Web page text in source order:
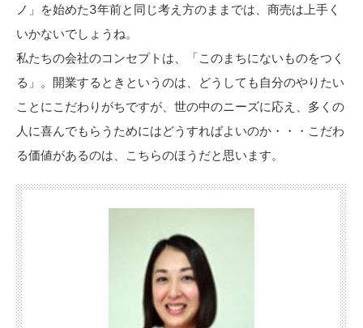
ノ」を始めた3年前と同じ考え方のままでは、商売は上手く
いかないでしょうね。
私たちの会社のコンセプトは、「このまちにないものをつく
る」。開業するときというのは、どうしても自分のやりたい
ことにこだわりがちですが、世の中のニーズに応え、多くの
人に喜んでもらうためにはどうすればよいのか・・・こだわ
る価値があるのは、こちらのほうだと思います。